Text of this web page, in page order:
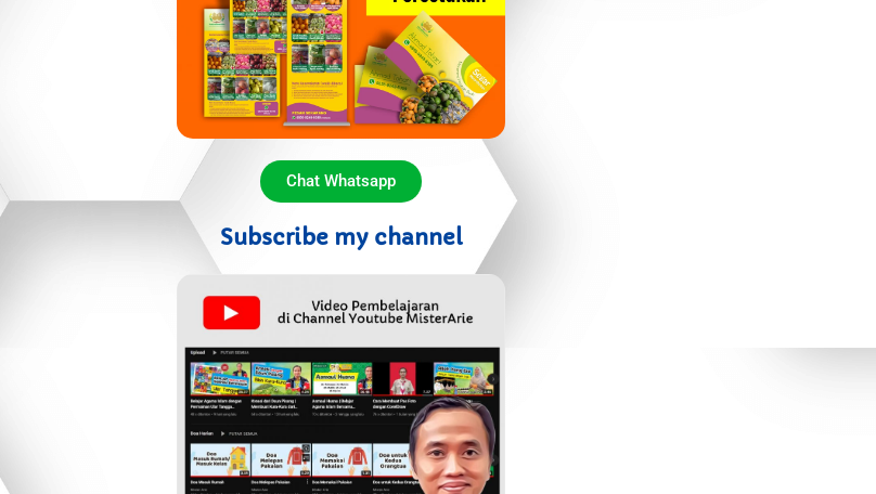
Chat Whatsapp
Subscribe my channel